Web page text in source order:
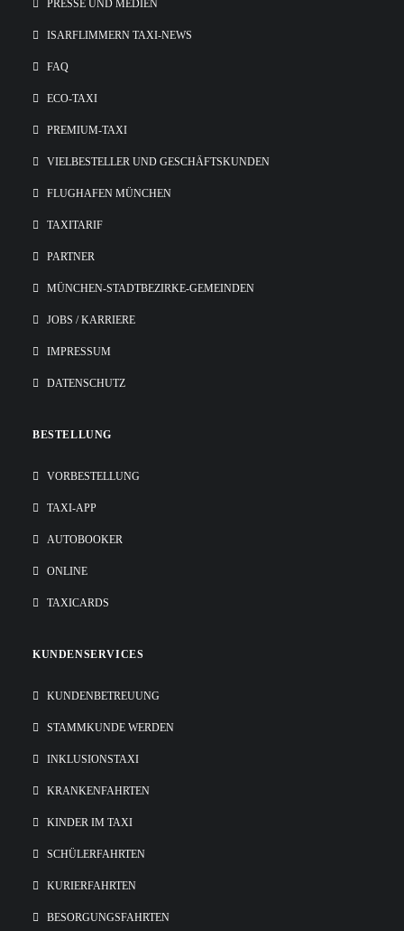
PRESSE UND MEDIEN
ISARFLIMMERN TAXI-NEWS
FAQ
ECO-TAXI
PREMIUM-TAXI
VIELBESTELLER UND GESCHÄFTSKUNDEN
FLUGHAFEN MÜNCHEN
TAXITARIF
PARTNER
MÜNCHEN-STADTBEZIRKE-GEMEINDEN
JOBS / KARRIERE
IMPRESSUM
DATENSCHUTZ
BESTELLUNG
VORBESTELLUNG
TAXI-APP
AUTOBOOKER
ONLINE
TAXICARDS
KUNDENSERVICES
KUNDENBETREUUNG
STAMMKUNDE WERDEN
INKLUSIONSTAXI
KRANKENFAHRTEN
KINDER IM TAXI
SCHÜLERFAHRTEN
KURIERFAHRTEN
BESORGUNGSFAHRTEN